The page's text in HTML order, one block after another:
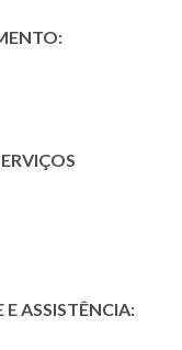
ASSISTÊNCIA: